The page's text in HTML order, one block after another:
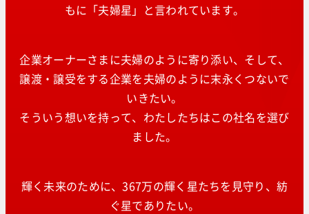
もに「夫婦星」と言われています。
企業オーナーさまに夫婦のように寄り添い、そして、
譲渡・譲受をする企業を夫婦のように末永くつないで
いきたい。
そういう想いを持って、わたしたちはこの社名を選び
ました。
輝く未来のために、367万の輝く星たちを見守り、紡
ぐ星でありたい。